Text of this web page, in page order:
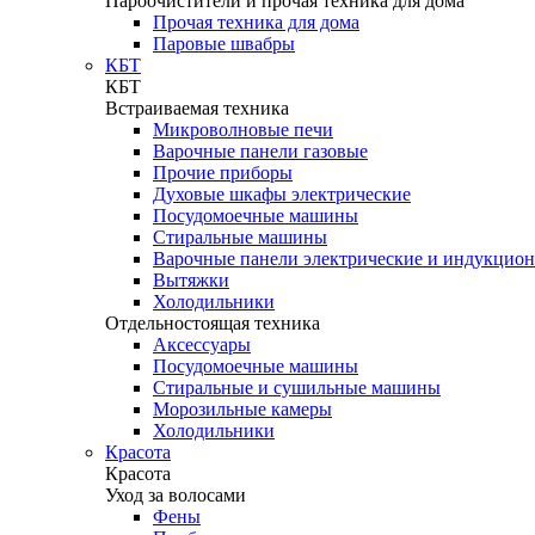
Прочая техника для дома
Паровые швабры
КБТ
КБТ
Встраиваемая техника
Микроволновые печи
Варочные панели газовые
Прочие приборы
Духовые шкафы электрические
Посудомоечные машины
Стиральные машины
Варочные панели электрические и
Вытяжки
Холодильники
Отдельностоящая техника
Аксессуары
Посудомоечные машины
Стиральные и сушильные машины
Морозильные камеры
Холодильники
Красота
Красота
Уход за волосами
Фены